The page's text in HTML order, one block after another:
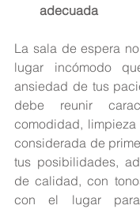
adecuada
La sala de espera
lugar incómodo
ansiedad de tus
debe reunir
comodidad,
considerada de
tus posibilidades,
de calidad, con
con el lugar